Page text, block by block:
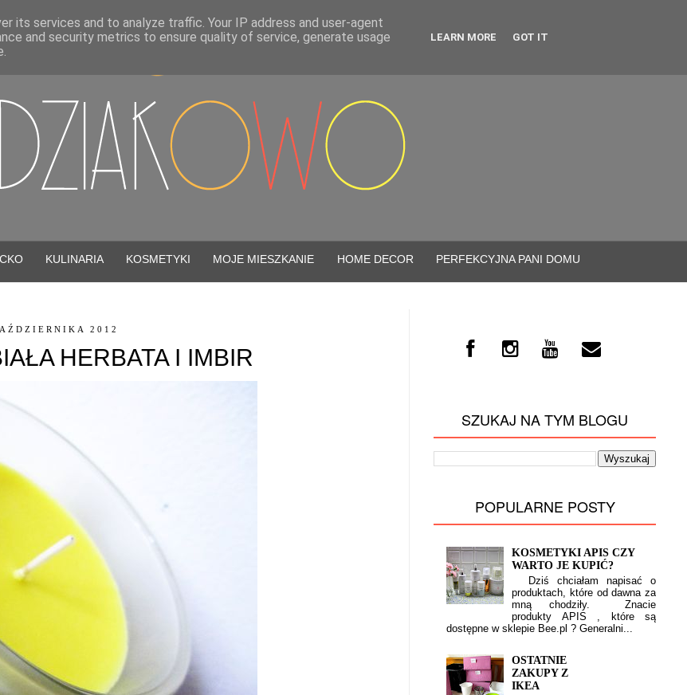
KULINARIA KOSMETYKI MOJE MIESZKANIE HOME DECOR PERFEKCYJNA PANI DOMU
2012
HERBATA I IMBIR
SZUKAJ NA TYM BLOGU
POPULARNE POSTY
KOSMETYKI APIS CZY
WARTO JE KUPIĆ?
Dziś chciałam napisać o
produktach, które od dawna za
mną chodziły. Znacie
produkty APIS , które są
dostępne w sklepie Bee.pl ? Generalni...
OSTATNIE
ZAKUPY Z
IKEA
its services and to analyze traffic. Your IP address and user-agent
and security metrics to ensure quality of service, generate usage
LEARN MORE GOT IT